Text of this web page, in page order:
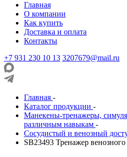
Главная
О компании
Как купить
Доставка и оплата
Контакты
+7 931 230 10 13 3207679@mail.ru
Главная -
Каталог продукции -
Манекены-тренажеры,
различным навыкам -
Сосудистый и венозный
SB23493 Тренажер венозного